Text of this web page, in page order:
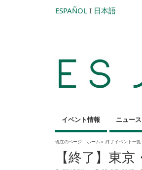
ESPAÑOL I 日本語
イベント情報 ニュース
現在のページ : ホーム » 終了イベント一覧
【終了】東